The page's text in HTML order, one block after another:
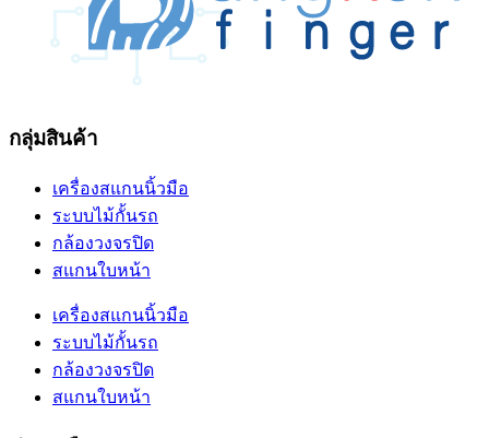
กลุ่มสินค้า
เครื่องสแกนนิ้วมือ
ระบบไม้กั้นรถ
กล้องวงจรปิด
สแกนใบหน้า
เครื่องสแกนนิ้วมือ
ระบบไม้กั้นรถ
กล้องวงจรปิด
สแกนใบหน้า